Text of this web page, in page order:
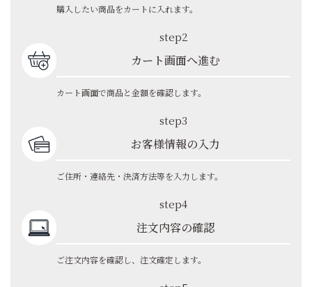
購入したい商品をカートに入れます。
step2
カート画面へ進む
カート画面で商品と金額を確認します。
step3
お客様情報の入力
ご住所・連絡先・決済方法等を入力します。
step4
注文内容の確認
ご注文内容を確認し、注文確定します。